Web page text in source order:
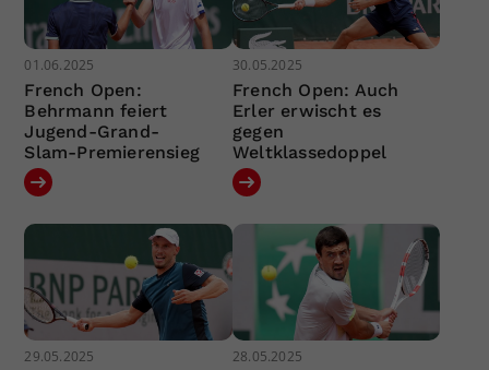
01.06.2025
French Open:
Behrmann feiert
Jugend-Grand-
Slam-Premierensieg
30.05.2025
French Open: Auch
Erler erwischt es
gegen
Weltklassedoppel
29.05.2025 28.05.2025